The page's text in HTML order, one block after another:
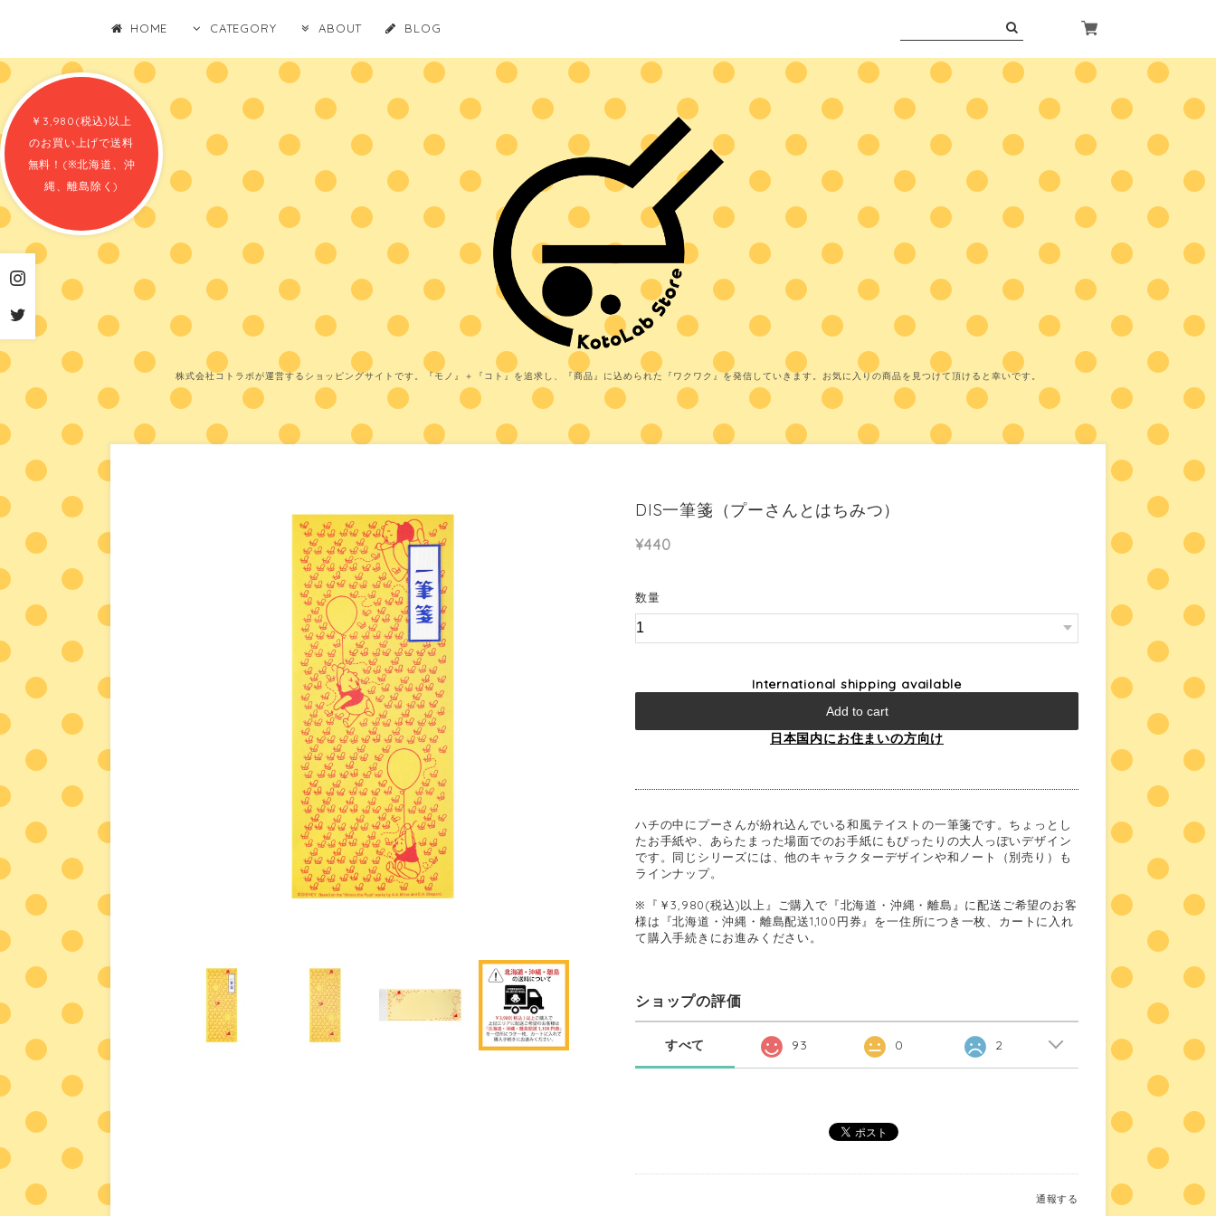
￥3,980(税込)以上
のお買い上げで送料
無料！(※北海道、沖
縄、離島除く)
HOME CATEGORY ABOUT BLOG
株式会社コトラボが運営するショッピングサイトです。『モノ』＋『コト』を追求し、『商品』に込められた『ワクワク』を発信していきます。お気に入りの商品を見つけて頂けると幸いです。
DIS一筆箋（プーさんとはちみつ）
¥440
数量
International shipping available
Add to cart
日本国内にお住まいの方向け
ハチの中にプーさんが紛れ込んでいる和風テイストの一筆箋です。ちょっとし
たお手紙や、あらたまった場面でのお手紙にもぴったりの大人っぽいデザイン
です。同じシリーズには、他のキャラクターデザインや和ノート（別売り）も
ラインナップ。
※『￥3,980(税込)以上』ご購入で『北海道・沖縄・離島』に配送ご希望のお客
様は『北海道・沖縄・離島配送1,100円券』を一住所につき一枚、カートに入れ
て購入手続きにお進みください。
ショップの評価
すべて 93 0 2
通報する